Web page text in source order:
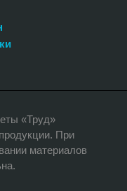
«Труд»
При
материалов